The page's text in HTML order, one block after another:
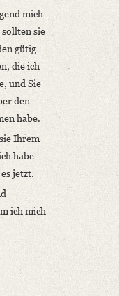
mich
sollten sie
gütig
die ich
und Sie
den
habe.
Ihrem
habe
jetzt.
ich mich